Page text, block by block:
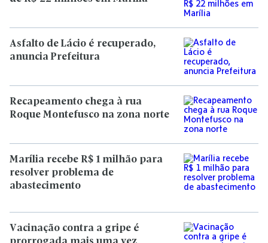
Asfalto de Lácio é recuperado,
anuncia Prefeitura
Recapeamento chega à rua
Roque Montefusco na zona norte
Marília recebe R$ 1 milhão para
resolver problema de
abastecimento
Vacinação contra a gripe é